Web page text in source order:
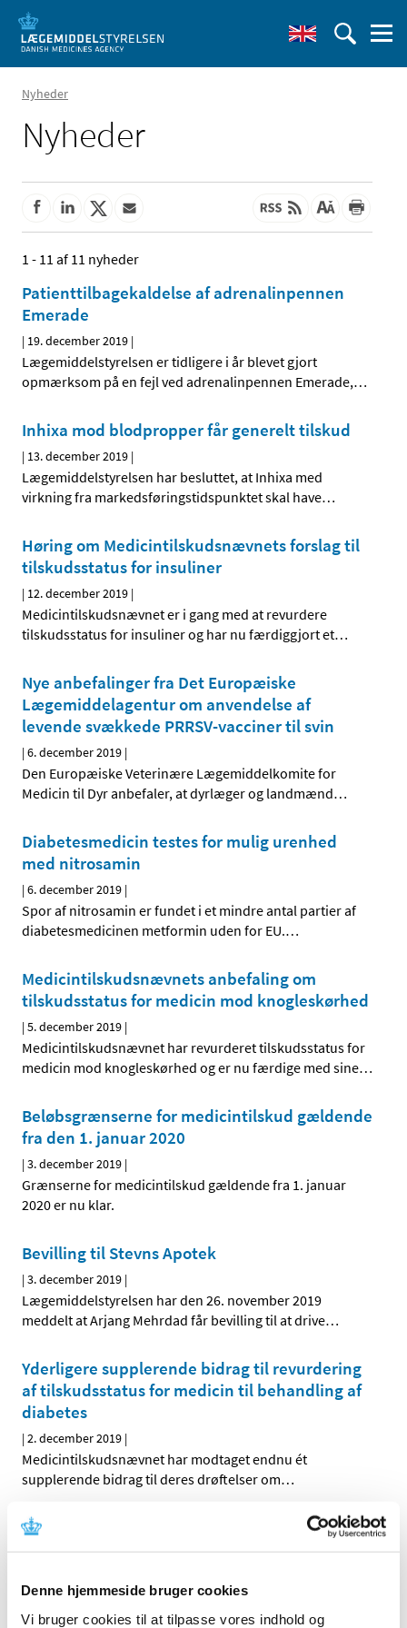
Denne hjemmeside bruger cookies
Vi bruger cookies til at tilpasse vores indhold og
Nyheder
Nyheder
1 - 11 af 11 nyheder
Patienttilbagekaldelse af adrenalinpennen
Emerade
| 19. december 2019 |
Lægemiddelstyrelsen er tidligere i år blevet gjort
opmærksom på en fejl ved adrenalinpennen Emerade,…
Inhixa mod blodpropper får generelt tilskud
| 13. december 2019 |
Lægemiddelstyrelsen har besluttet, at Inhixa med
virkning fra markedsføringstidspunktet skal have…
Høring om Medicintilskudsnævnets forslag til
tilskudsstatus for insuliner
| 12. december 2019 |
Medicintilskudsnævnet er i gang med at revurdere
tilskudsstatus for insuliner og har nu færdiggjort et…
Nye anbefalinger fra Det Europæiske
Lægemiddelagentur om anvendelse af
levende svækkede PRRSV-vacciner til svin
|6. december 2019 |
Den Europæiske Veterinære Lægemiddelkomite for
Medicin til Dyr anbefaler, at dyrlæger og landmænd…
Diabetesmedicin testes for mulig urenhed
med nitrosamin
|6. december 2019 |
Spor af nitrosamin er fundet i et mindre antal partier af
diabetesmedicinen metformin uden for EU.…
Medicintilskudsnævnets anbefaling om
tilskudsstatus for medicin mod knogleskørhed
|5. december 2019 |
Medicintilskudsnævnet har revurderet tilskudsstatus for
medicin mod knogleskørhed og er nu færdige med sine…
Beløbsgrænserne for medicintilskud gældende
fra den 1. januar 2020
|3. december 2019 |
Grænserne for medicintilskud gældende fra 1. januar
2020 er nu klar.
Bevilling til Stevns Apotek
|3. december 2019 |
Lægemiddelstyrelsen har den 26. november 2019
meddelt at Arjang Mehrdad får bevilling til at drive…
Yderligere supplerende bidrag til revurdering
af tilskudsstatus for medicin til behandling af
diabetes
|2. december 2019 |
Medicintilskudsnævnet har modtaget endnu ét
supplerende bidrag til deres drøftelser om…
Binosto mod knogleskørhed får ikke generelt
klausuleret tilskud
Lægemiddelstyrelsen har besluttet, at Binosto
brusetabletter, der indeholder alendronat, ikke skal